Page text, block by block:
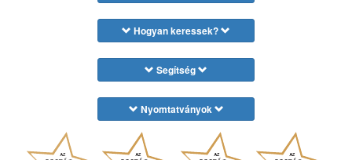
Hogyan keressek?
Segítség
Nyomtatványok